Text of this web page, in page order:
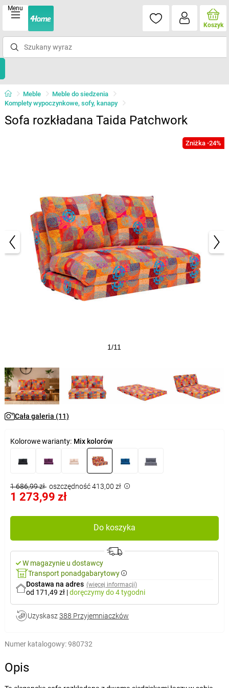
Menu
Koszyk
Meble
Meble do siedzenia
Komplety wypoczynkowe, sofy, kanapy
Sofa rozkładana Taida Patchwork
Zniżka -24%
1/11
Cała galeria (11)
Kolorowe warianty: Mix kolorów
1 686,99 zł oszczędność 413,00 zł
1 273,99 zł
Do koszyka
W magazynie u dostawcy
Transport ponadgabarytowy
Dostawa na adres (więcej informacji)
od 171,49 zł |doręczymydo 4 tygodni
Uzyskasz 388 Przyjemniaczków
Numer katalogowy:980732
Opis